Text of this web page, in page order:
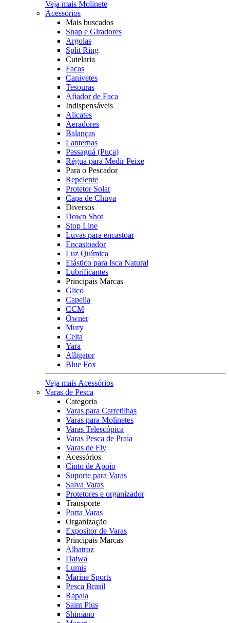
Veja mais Molinete
Acessórios
Mais buscados
Snap e Giradores
Argolas
Split Ring
Cutelaria
Facas
Canivetes
Tesouras
Afiador de Faca
Indispensáveis
Alicates
Aeradores
Balanças
Lanternas
Passaguá (Puça)
Régua para Medir Peixe
Para o Pescador
Repelente
Protetor Solar
Capa de Chuva
Diversos
Down Shot
Stop Line
Luvas para encastoar
Encastoador
Luz Química
Elástico para Isca Natural
Lubrificantes
Principais Marcas
Glico
Capella
CCM
Owner
Mury
Celta
Yara
Alligator
Blue Fox
Veja mais Acessórios
Varas de Pesca
Categoria
Varas para Carretilhas
Varas para Molinetes
Varas Telescópica
Varas Pesca de Praia
Varas de Fly
Acessórios
Cinto de Apoio
Suporte para Varas
Salva Varas
Protetores e organizador
Transporte
Porta Varas
Organização
Expositor de Varas
Principais Marcas
Albatroz
Daiwa
Lumis
Marine Sports
Pesca Brasil
Rapala
Saint Plus
Shimano